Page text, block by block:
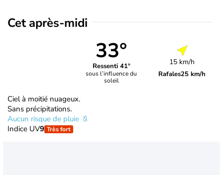
Cet après-midi
33°
Ressenti 41°
sous l’influence du
soleil
15 km/h
Rafales25 km/h
Ciel à moitié nuageux.
Sans précipitations.
Aucun risque de pluie
Indice UV9 Très fort